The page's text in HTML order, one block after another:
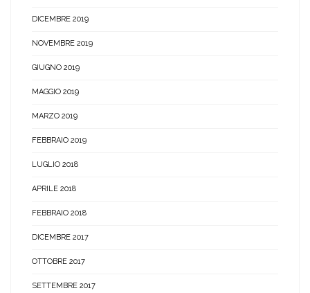
DICEMBRE 2019
NOVEMBRE 2019
GIUGNO 2019
MAGGIO 2019
MARZO 2019
FEBBRAIO 2019
LUGLIO 2018
APRILE 2018
FEBBRAIO 2018
DICEMBRE 2017
OTTOBRE 2017
SETTEMBRE 2017